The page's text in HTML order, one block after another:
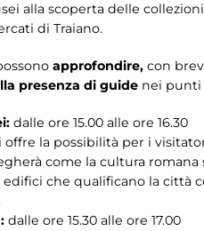
alla scoperta delle
di Traiano.
approfondire, con
presenza di guide nei punti
dalle ore 15.00 alle ore 16.30
la possibilità per i
come la cultura
edifici che qualificano la
dalle ore 15.30 alle ore 17.00